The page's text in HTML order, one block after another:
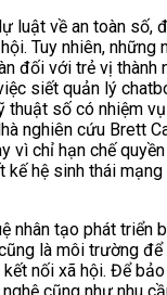
luật về an toàn số,
Tuy nhiên, những
đối với trẻ vị thành
siết quản lý
thuật số có nhiệm
nghiên cứu Brett
vì chỉ hạn chế
kế hệ sinh thái mạng
nhân tạo phát triển
là môi trường
nối xã hội. Để